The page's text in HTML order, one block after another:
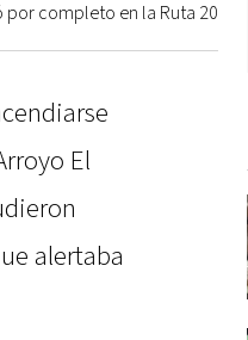
por completo en la Ruta 20
El
alertaba